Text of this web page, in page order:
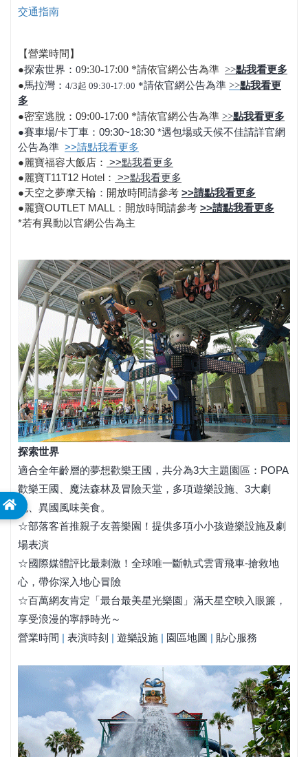
交通指南
【營業時間】
●探索世界：09:30-17:00 *請依官網公告為準 >>點我看更多
●馬拉灣： 4/3起 09:30-17:00 *請依官網公告為準 >>點我看更
多
●密室逃脫：09:00-17:00 *請依官網公告為準 >>點我看更多
●賽車場/卡丁車：09:30~18:30 *遇包場或天候不佳請詳官網
公告為準 >>請點我看更多
●麗寶福容大飯店： >>點我看更多
●麗寶T11T12 Hotel： >>點我看更多
●天空之夢摩天輪： 開放時間請參考 >>請點我看更多
●麗寶OUTLET MALL： 開放時間請參考 >>請點我看更多
*若有異動以官網公告為主
探索世界
適合全年齡層的夢想歡樂王國，共分為3大主題園區：POPA
歡樂王國、魔法森林及冒險天堂，多項遊樂設施、3大劇
院、異國風味美食。
☆部落客首推親子友善樂園！提供多項小小孩遊樂設施及劇
場表演
☆國際媒體評比最刺激！全球唯一斷軌式雲霄飛車-搶救地
心，帶你深入地心冒險
☆百萬網友肯定「最台最美星光樂園」滿天星空映入眼簾，
享受浪漫的寧靜時光～
營業時間 | 表演時刻 | 遊樂設施 | 園區地圖 | 貼心服務